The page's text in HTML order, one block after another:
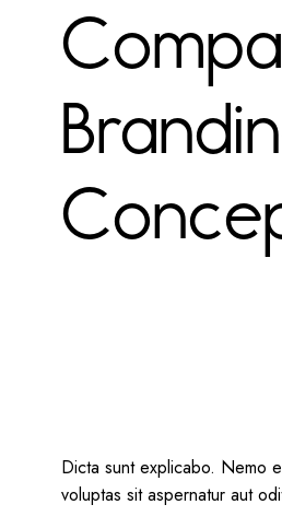
Dicta sunt explicabo. Nemo
voluptas sit aspernatur aut